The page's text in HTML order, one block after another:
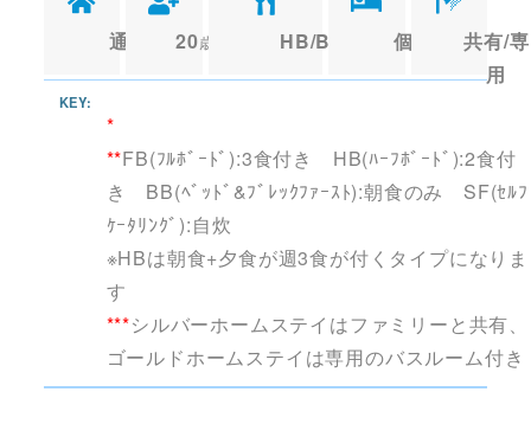
通年 20 HB/BB 個室
共有/専
用
KEY:
*
**FB(ﾌﾙﾎﾞｰﾄﾞ):3食付き HB(ﾊｰﾌﾎﾞｰﾄﾞ):2食付
き BB(ﾍﾞｯﾄﾞ&ﾌﾞﾚｯｸﾌｧｰｽﾄ):朝食のみ SF(ｾﾙﾌ
ｹｰﾀﾘﾝｸﾞ):自炊
※HBは朝食+夕食が週3食が付くタイプになりま
す
***シルバーホームステイはファミリーと共有、
ゴールドホームステイは専用のバスルーム付き